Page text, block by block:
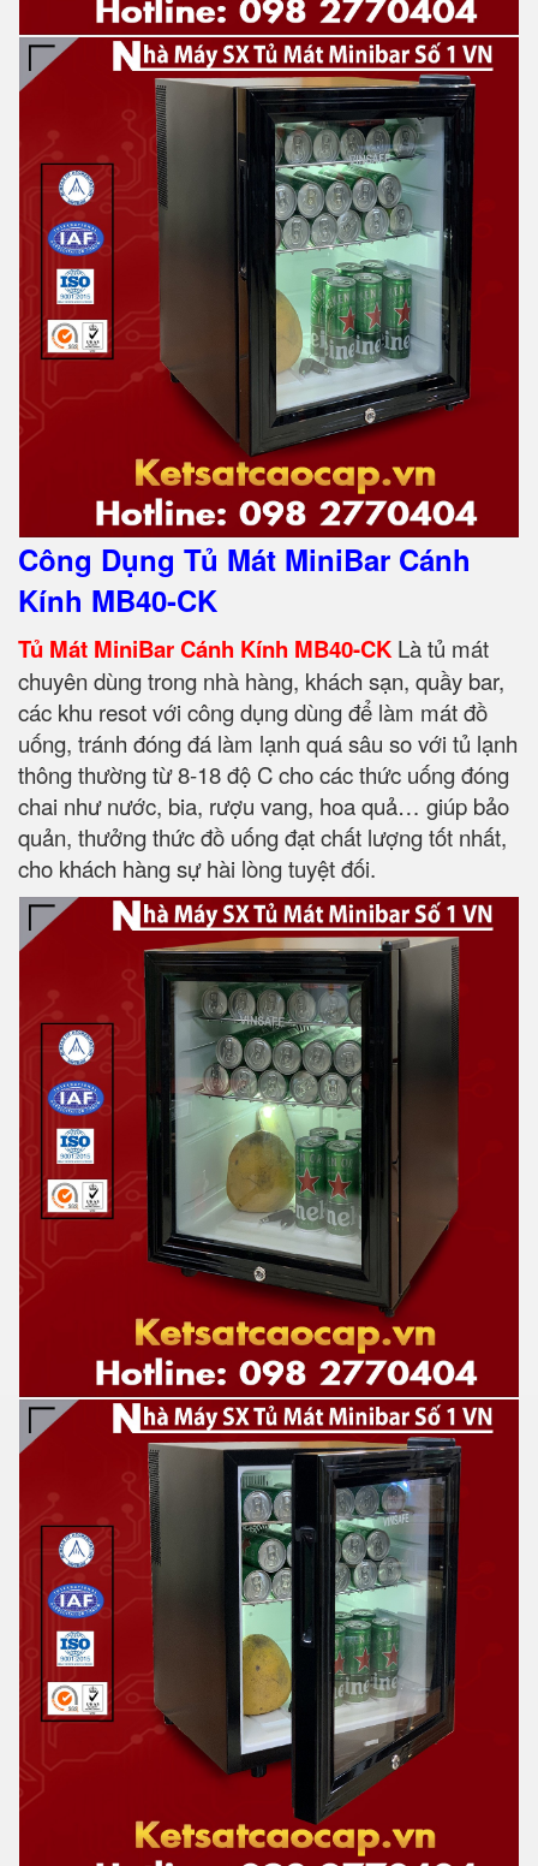
Công Dụng Tủ Mát MiniBar Cánh
Kính MB40-CK
Tủ Mát MiniBar Cánh Kính MB40-CK Là tủ mát
chuyên dùng trong nhà hàng, khách sạn, quầy bar,
các khu resot với công dụng dùng để làm mát đồ
uống, tránh đóng đá làm lạnh quá sâu so với tủ lạnh
thông thường từ 8-18 độ C cho các thức uống đóng
chai như nước, bia, rượu vang, hoa quả… giúp bảo
quản, thưởng thức đồ uống đạt chất lượng tốt nhất,
cho khách hàng sự hài lòng tuyệt đối.